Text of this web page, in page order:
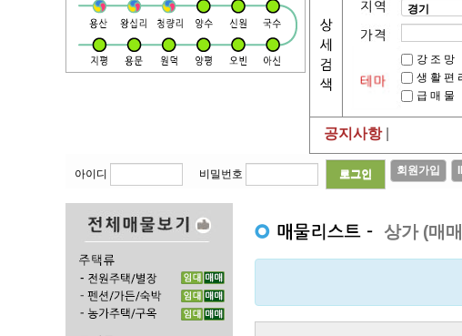
강조망
생활편
급매물
공지사항|
아이디 비밀번호 회원가입
상가 (매